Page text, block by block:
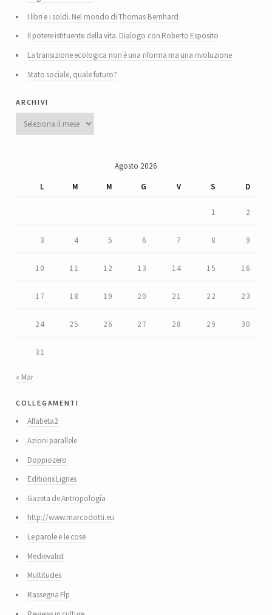
I libri e i soldi. Nel mondo di Thomas Bernhard
Il potere istituente della vita. Dialogo con Roberto Esposito
La transizione ecologica non è una riforma ma una rivoluzione
Stato sociale, quale futuro?
archivi
Archivi
Agosto 2026
L
M M G V S D
1 2
3 4 5 6 7 8 9
10 11 12 13 14 15 16
17 18 19 20 21 22 23
24 25 26 27 28 29 30
31
« Mar
collegamenti
Alfabeta2
Azioni parallele
Doppiozero
Editions Lignes
Gazeta de Antropología
http://www.marcodotti.eu
Le parole e le cose
Medievalist
Multitudes
Rassegna Flp